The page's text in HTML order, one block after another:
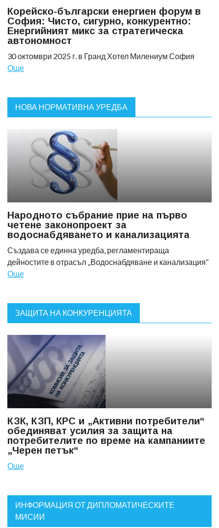
Корейско-български енергиен форум в
София: Чисто, сигурно, конкурентно:
Енергийният микс за стратегическа
автономност
30 октомври 2025 г. в Гранд Хотел Милениум София
Още
НОВА НОРМАТИВНА УРЕДБА
Народното събрание прие на първо
четене законопроект за
водоснабдяването и канализацията
Създава се единна уредба, регламентираща
дейностите в отрасъл „Водоснабдяване и канализация“
Още
ЗАЩИТА НА КОНКУРЕНЦИЯТА
КЗК, КЗП, КРС и „Активни потребители“
обединяват усилия за защита на
потребителите по време на кампаниите
„Черен петък“
Още
ИНФОРМАЦИЯ ОТ ДИПЛОМАТИЧЕСКИТЕ
МИСИИ